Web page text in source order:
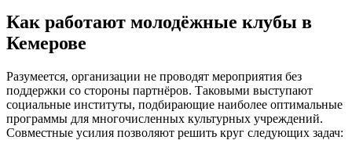
Как работают молодёжные клубы в
Кемерове
Разумеется, организации не проводят мероприятия без
поддержки со стороны партнёров. Таковыми выступают
социальные институты, подбирающие наиболее оптимальные
программы для многочисленных культурных учреждений.
Совместные усилия позволяют решить круг следующих задач: